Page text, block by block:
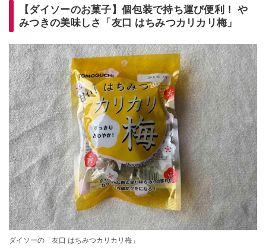
【ダイソーのお菓子】個包装で持ち運び便利！ や
みつきの美味しさ「友口 はちみつカリカリ梅」
ダイソーの「友口 はちみつカリカリ梅」